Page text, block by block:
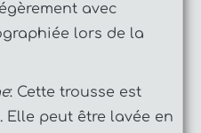
avec
lors de la
: Cette trousse est
Elle peut être lavée en